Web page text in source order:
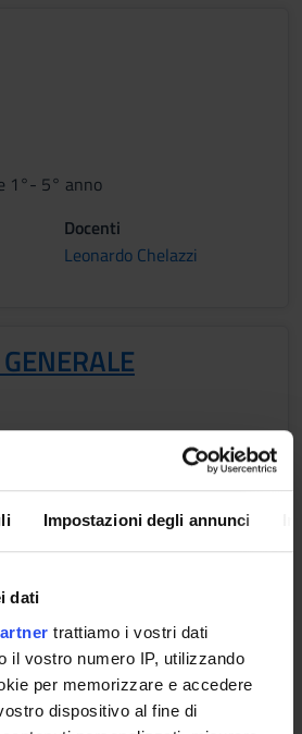
Impostazioni degli annunci
dati
trattiamo i vostri dati
il vostro numero IP, utilizzando
per memorizzare e accedere
dispositivo al fine di
1°- 5° anno
Docenti
Leonardo Chelazzi
Docenti
Fisiologia e Psicologia utili alla